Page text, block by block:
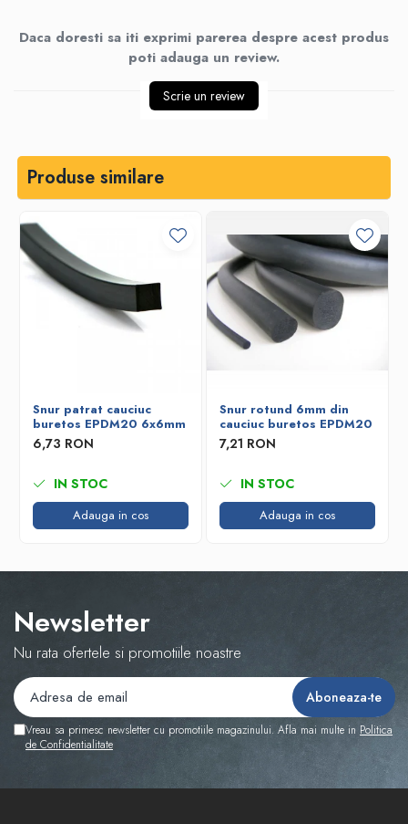
Daca doresti sa iti exprimi parerea despre acest produs
poti adauga un review.
Scrie un review
Produse similare
Snur patrat cauciuc
buretos EPDM20 6x6mm
6,73 RON
IN STOC
Adauga in cos
Snur rotund 6mm din
cauciuc buretos EPDM20
7,21 RON
IN STOC
Adauga in cos
Newsletter
Nu rata ofertele si promotiile noastre
Vreau sa primesc newsletter cu promotiile magazinului. Afla mai multe in Politica
de Confidentialitate